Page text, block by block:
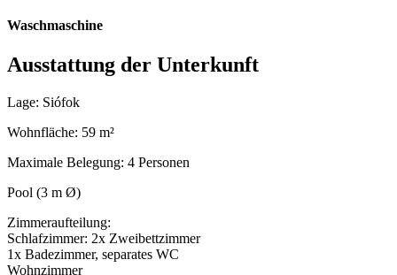
Waschmaschine
Ausstattung der Unterkunft
Lage: Siófok
Wohnfläche: 59 m²
Maximale Belegung: 4 Personen
Pool (3 m Ø)
Zimmeraufteilung:
Schlafzimmer: 2x Zweibettzimmer
1x Badezimmer, separates WC
Wohnzimmer